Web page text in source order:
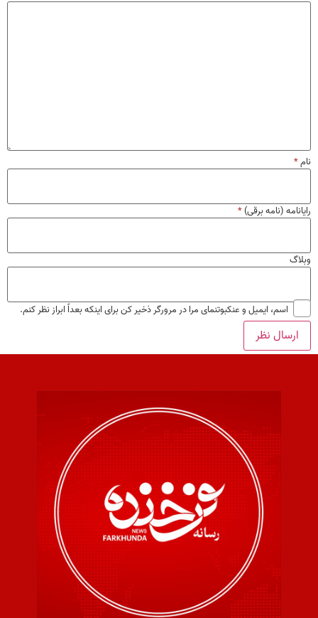
نام*
رایانامه (نامه برقی)*
وبلاگ
اسم، ایمیل و عنکبوتنمای مرا در مرورگر ذخیر کن برای اینکه بعداً ابراز نظر کنم.